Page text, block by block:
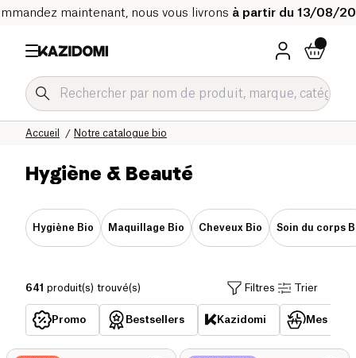
maintenant, nous vous livrons à partir du 13/08/
Notre catalogue bio
Accueil
Hygiène & Beauté
Hygiène Bio Maquillage Bio Cheveux Bio Soin du corps
641 produit(s) trouvé(s) Filtres Trier
Promo Bestsellers Kazidomi Mes